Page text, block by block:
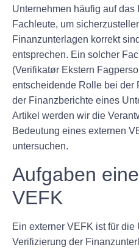
Unternehmen häufig auf das
Fachleute, um
Finanzunterlagen korrekt
entsprechen. Ein solcher
(Verifikatør Ekstern
entscheidende Rolle bei der
der Finanzberichte eines
Artikel werden wir die
Bedeutung eines externen
untersuchen.
Aufgaben
VEFK
Ein externer VEFK ist für die
Verifizierung der